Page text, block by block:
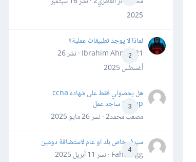
2025
2
لماذا لا يوجد تطبيقات عملية؟
Ibrahim Ahmed21 · نشر
26
أغسطس 2025
3
هل بحصولي فقط على شهاده ccna
&ccnp ساجد عمل
مصعب محمد2 · نشر
26 مايو 2025
4
سيرفر خاص بك او عام لاستضافة دومين
Fahd Ggg · نشر
11 أبريل 2025